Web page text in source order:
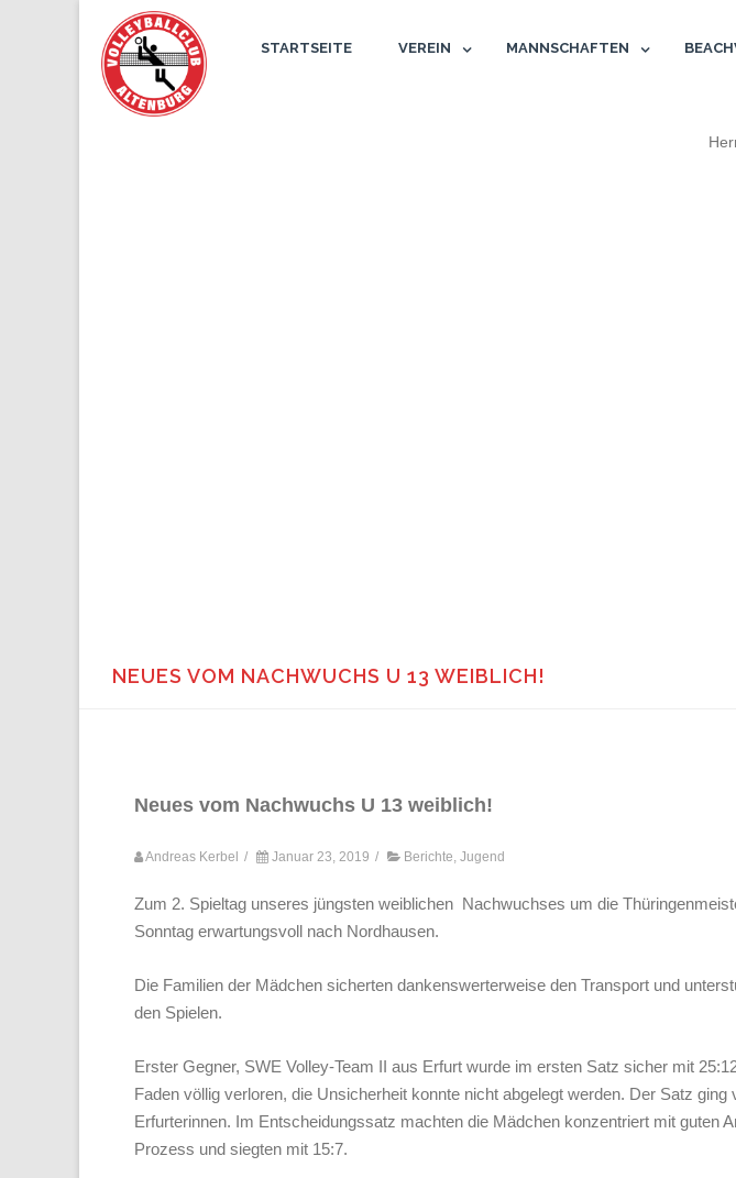
STARTSEITE VEREIN MANNSCHAFTEN
NEUES VOM NACHWUCHS U 13 WEIBLICH!
Neues vom Nachwuchs U 13 weiblich!
Andreas Kerbel / Januar 23, 2019 / Berichte Jugend
Zum 2. Spieltag unseres jüngsten weiblichen Nachwuchses um die
Sonntag erwartungsvoll nach Nordhausen.
Die Familien der Mädchen sicherten dankenswerterweise den Transport und
den Spielen.
Erster Gegner, SWE Volley-Team II aus Erfurt wurde im ersten Satz sicher mit
Faden völlig verloren, die Unsicherheit konnte nicht abgelegt werden. Der Satz ging
Erfurterinnen. Im Entscheidungssatz machten die Mädchen konzentriert mit guten
Prozess und siegten mit 15:7.